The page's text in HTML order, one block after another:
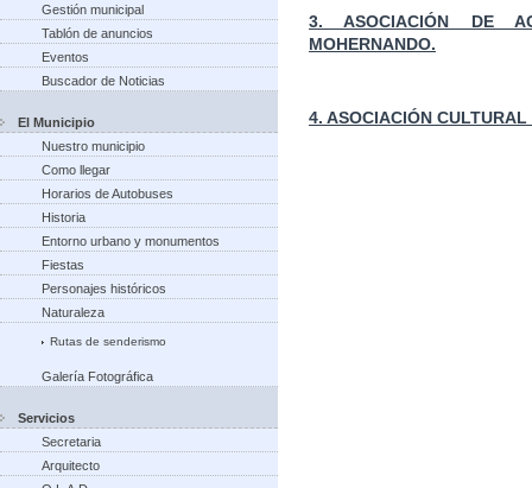
Gestión municipal
Tablón de anuncios
Eventos
Buscador de Noticias
El Municipio
Nuestro municipio
Como llegar
Horarios de Autobuses
Historia
Entorno urbano y monumentos
Fiestas
Personajes históricos
Naturaleza
Rutas de senderismo
Galería Fotográfica
Servicios
Secretaria
Arquitecto
3. ASOCIACIÓN DE
MOHERNANDO.
4. ASOCIACIÓN